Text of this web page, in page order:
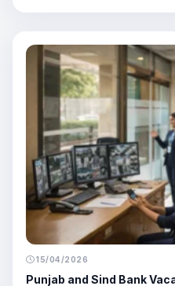
15/04/2026
Punjab and Sind Bank